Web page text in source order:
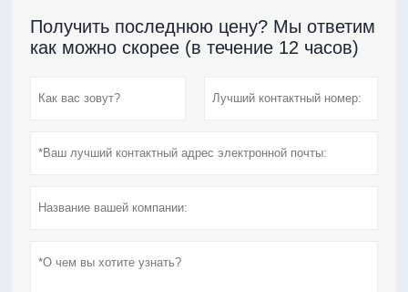
Получить последнюю цену? Мы ответим
как можно скорее (в течение 12 часов)